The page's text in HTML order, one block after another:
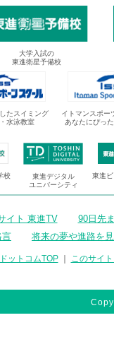
大学入試の
東進衛星予備校
たスイミング
水泳教室
イトマンスポー
あなたにぴっ
校
東進デジタル
ユニバーシティ
東進
イト 東進TV 90日先
言
将来の夢や進路を
ットコムTOP｜ このサイ